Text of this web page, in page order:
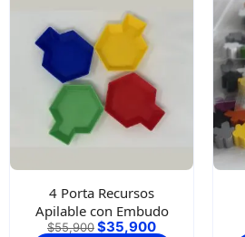
4 Porta Recursos
Apilable con Embudo
$55,900$35,900